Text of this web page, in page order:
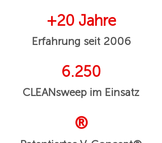
+20 Jahre
Erfahrung seit 2006
6.250
CLEANsweep im Einsatz
®